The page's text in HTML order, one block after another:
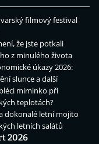
filmový festival
že jste potkali
z minulého života
úkazy 2026:
slunce a další
miminko při
teplotách?
dokonalé letní mojito
letních salátů
2026